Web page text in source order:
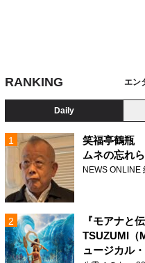
RANKING エン
Daily
笑福亭鶴瓶
ムネの忘れ
NEWS ONLINE
『モアナと
TSUZUMI（
ュージカル